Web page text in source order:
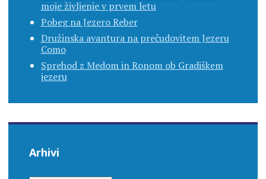
moje življenje v prvem letu
Pobeg na Jezero Reber
Družinska avantura na prečudovitem Jezeru
Como
Sprehod z Medom in Ronom ob Gradiškem
jezeru
Arhivi